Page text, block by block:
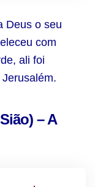
Deus o seu
com
ali foi
– A